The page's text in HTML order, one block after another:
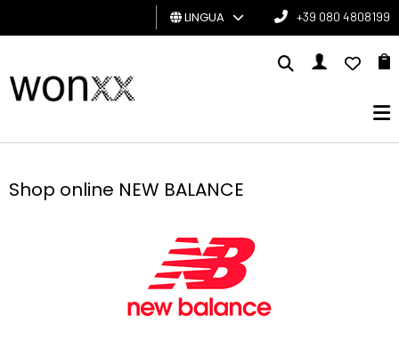
UOMO
CARD
LINGUA +39 080 4808199
Shop online NEW BALANCE